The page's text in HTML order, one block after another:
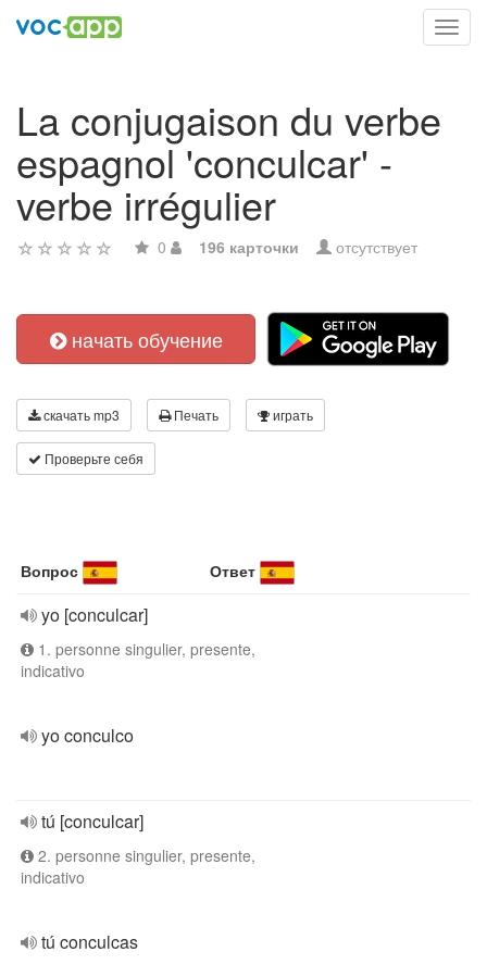
La conjugaison du verbe
espagnol 'conculcar' -
verbe irrégulier
0 196 карточки отсутствует
начать обучение
скачать mp3 Печать играть
Проверьте себя
Вопрос Ответ
yo [conculcar]
1. personne singulier, presente,
indicativo
yo conculco
tú [conculcar]
2. personne singulier, presente,
indicativo
tú conculcas